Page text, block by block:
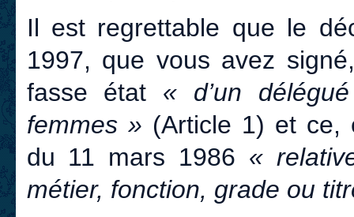
Il est regrettable que le
1997, que vous avez signé,
fasse état « d’un
femmes » (Article 1) et ce,
du 11 mars 1986 «
métier, fonction, grade ou